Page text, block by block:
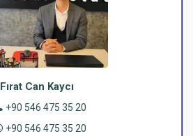
Fırat Can Kaycı
+90 546 475 35 20
+90 546 475 35 20